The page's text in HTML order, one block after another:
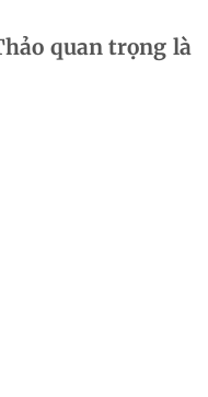
quan trọng là